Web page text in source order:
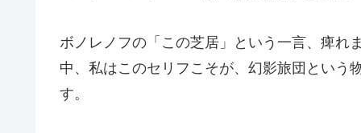
ボノレノフの「この芝居」という一言、痺れ
中、私はこのセリフこそが、幻影旅団という
す。